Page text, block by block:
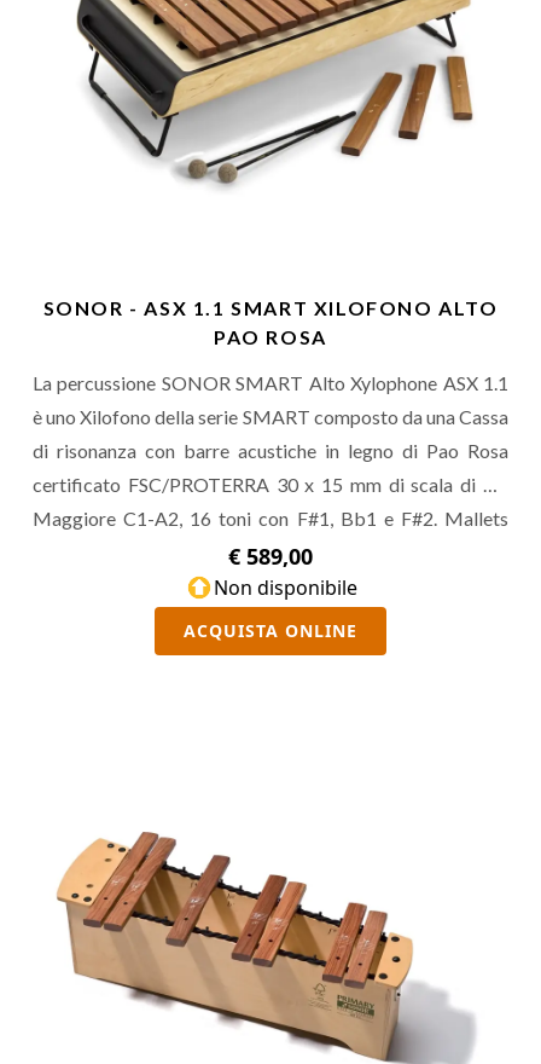
SONOR - ASX 1.1 SMART XILOFONO ALTO
PAO ROSA
La percussione SONOR SMART Alto Xylophone ASX 1.1
è uno Xilofono della serie SMART composto da una Cassa
di risonanza con barre acustiche in legno di Pao Rosa
certificato FSC/PROTERRA 30 x 15 mm di scala di Do
Maggiore C1-A2, 16 toni con F#1, Bb1 e F#2. Mallets
€ 589,00
Non disponibile
ACQUISTA ONLINE